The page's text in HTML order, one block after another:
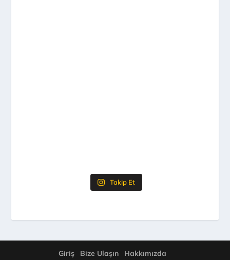
Takip Et
Giriş Bize Ulaşın Hakkımızda